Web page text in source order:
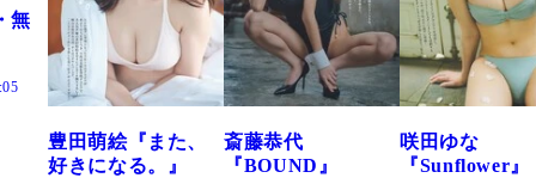
斎藤恭代
『BOUND』
咲田ゆな
『Sunflower』
藤水咲桜『花
だまり』